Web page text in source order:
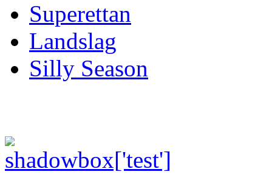
Superettan
Landslag
Silly Season